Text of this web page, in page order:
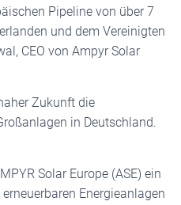
Pipeline von über 7
und dem Vereinigten
CEO von Ampyr Solar
Zukunft die
in Deutschland.
Solar Europe (ASE) ein
Energieanlagen